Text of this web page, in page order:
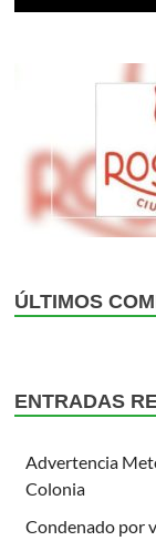
ÚLTIMOS
ENTRADAS
Advertencia
Colonia
Condenado por